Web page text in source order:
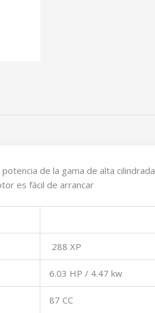
de la gama de alta
es fácil de arrancar
288 XP
6.03 HP / 4.47 kw
87 CC